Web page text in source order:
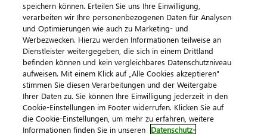
DATEV magazin
DATEV-Community
DATEV-Newsletter
Kontaktieren Sie uns
speichern können. Erteilen Sie uns Ihre Einwilligung,
verarbeiten wir Ihre personenbezogenen Daten für Analysen
und Optimierungen wie auch zu Marketing- und
Werbezwecken. Hierzu werden Informationen teilweise an
Dienstleister weitergegeben, die sich in einem Drittland
befinden können und kein vergleichbares Datenschutzniveau
aufweisen. Mit einem Klick auf „Alle Cookies akzeptieren"
stimmen Sie diesen Verarbeitungen und der Weitergabe
Ihrer Daten zu. Sie können Ihre Einwilligung jederzeit in den
Cookie-Einstellungen im Footer widerrufen. Klicken Sie auf
die Cookie-Einstellungen, um mehr zu erfahren, weitere
Informationen finden Sie in unseren Datenschutz-